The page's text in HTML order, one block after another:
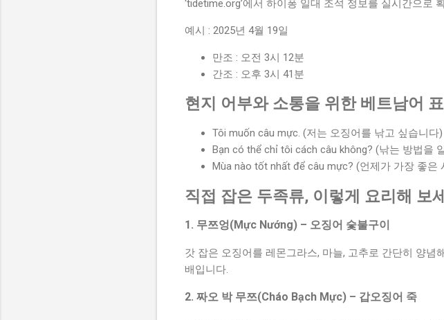
‘tidetime.org’에서 하이퐁 일대 조석 정보를 실시간으로
예시 : 2025년 4월 19일
만조 : 오전 3시 12분
간조 : 오후 3시 41분
현지 어부와 소통을 위한 베트남어
Tôi muốn câu mực. (저는 오징어를 낚고 싶습니다)
Bạn có thể chỉ tôi cách câu không? (낚는 방법을
Mùa nào tốt nhất để câu mực? (언제가 가장 좋은
직접 잡은 두족류, 이렇게 요리해 보
1. 무쯔엉(Mực Nướng) – 오징어 숯불구이
갓 잡은 오징어를 레몬그라스, 마늘, 고추로 간단히 양
배입니다.
2. 짜오 박 무쯔(Cháo Bạch Mực) – 갑오징어 죽